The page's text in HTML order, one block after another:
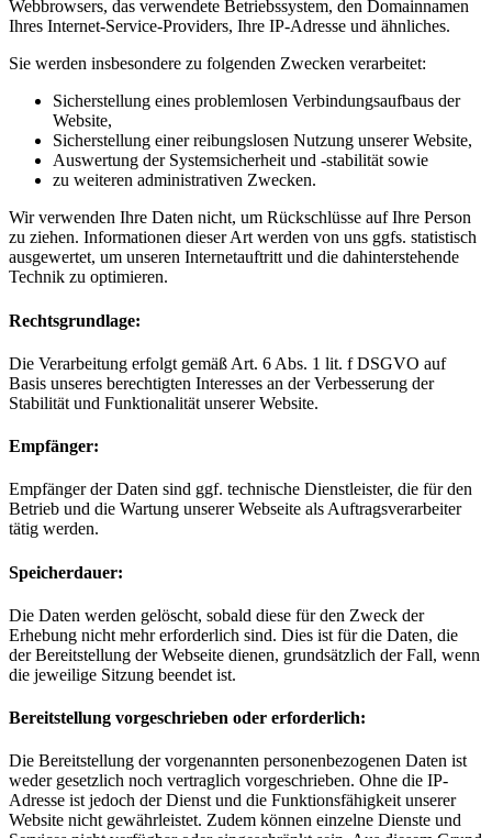
Webbrowsers, das verwendete Betriebssystem, den Domainnamen
Ihres Internet-Service-Providers, Ihre IP-Adresse und ähnliches.
Sie werden insbesondere zu folgenden Zwecken verarbeitet:
Sicherstellung eines problemlosen Verbindungsaufbaus der
Website,
Sicherstellung einer reibungslosen Nutzung unserer Website,
Auswertung der Systemsicherheit und -stabilität sowie
zu weiteren administrativen Zwecken.
Wir verwenden Ihre Daten nicht, um Rückschlüsse auf Ihre Person
zu ziehen. Informationen dieser Art werden von uns ggfs. statistisch
ausgewertet, um unseren Internetauftritt und die dahinterstehende
Technik zu optimieren.
Rechtsgrundlage:
Die Verarbeitung erfolgt gemäß Art. 6 Abs. 1 lit. f DSGVO auf
Basis unseres berechtigten Interesses an der Verbesserung der
Stabilität und Funktionalität unserer Website.
Empfänger:
Empfänger der Daten sind ggf. technische Dienstleister, die für den
Betrieb und die Wartung unserer Webseite als Auftragsverarbeiter
tätig werden.
Speicherdauer:
Die Daten werden gelöscht, sobald diese für den Zweck der
Erhebung nicht mehr erforderlich sind. Dies ist für die Daten, die
der Bereitstellung der Webseite dienen, grundsätzlich der Fall, wenn
die jeweilige Sitzung beendet ist.
Bereitstellung vorgeschrieben oder erforderlich:
Die Bereitstellung der vorgenannten personenbezogenen Daten ist
weder gesetzlich noch vertraglich vorgeschrieben. Ohne die IP-
Adresse ist jedoch der Dienst und die Funktionsfähigkeit unserer
Website nicht gewährleistet. Zudem können einzelne Dienste und